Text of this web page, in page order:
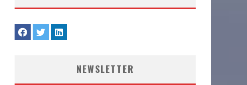
NEWSLETTER